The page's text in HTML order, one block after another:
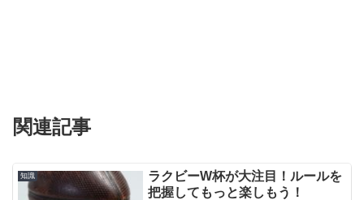
関連記事
知識
ラクビーW杯が大注目！ルールを
把握してもっと楽しもう！